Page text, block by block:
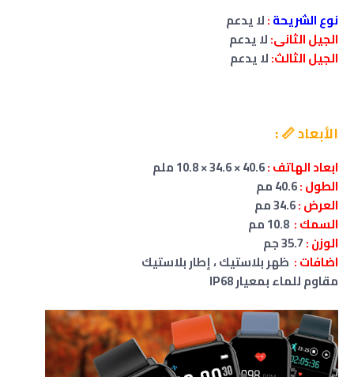
نوع الشريحة:لا يدعم
الجيل الثانى:لا يدعم
الجيل الثالث:لا يدعم
الأبعاد 📏 :
ابعاد الهاتف :
الطول :
العرض :
السمك :
الوزن :
اضافات : ظهر بلاستيك ، إطار بلاستيك
مقاوم للماء بمعيار IP68